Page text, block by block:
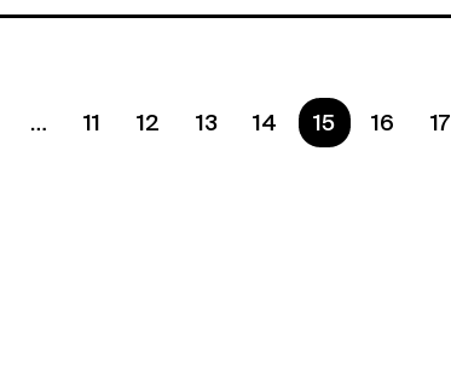
11 12 13 14 Ste na strane
15 16 17